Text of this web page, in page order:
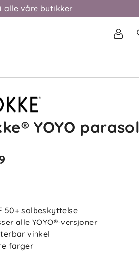
alle våre butikker
YOYO parasol
50+ solbeskyttelse
alle YOYO®-versjoner
vinkel
farger